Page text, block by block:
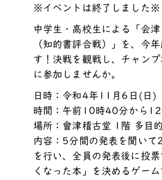
※イベントは終了しました※
中学生・高校生による「会
（知的書評合戦）」を、今
す！決戦を観戦し、チャン
に参加しませんか。
日時：令和4年11月6日(日)
時間：午前10時40分から
場所：會津稽古堂 1階 多目
内容：5分間の発表を聞いて
を行い、全員の発表後に投
くなった本」を決めるゲーム